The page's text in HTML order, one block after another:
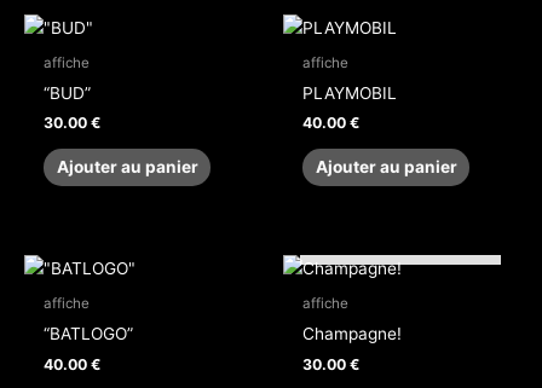
affiche
“BUD”
30.00€
Ajouter au panier
affiche
PLAYMOBIL
40.00€
Ajouter au panier
affiche
“BATLOGO”
40.00€
affiche
Champagne!
30.00€